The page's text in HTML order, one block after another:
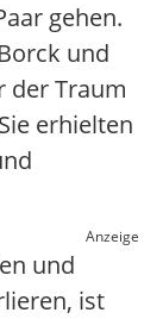
gehen.
und
der Traum
erhielten
Anzeige
und
ist